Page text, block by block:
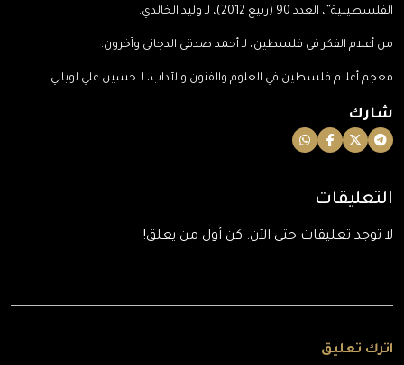
الفلسطينية”، العدد 90 (ربيع 2012)، لـ وليد الخالدي.
من أعلام الفكر في فلسطين، لـ أحمد صدقي الدجاني وآخرون.
معجم أعلام فلسطين في العلوم والفنون والآداب، لـ حسين علي لوباني.
شارك
التعليقات
لا توجد تعليقات حتى الآن. كن أول من يعلق!
اترك تعليق